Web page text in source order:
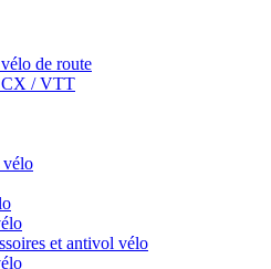
de route
CX / VTT
vélo
et antivol vélo